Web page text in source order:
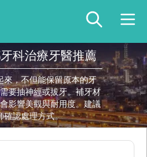
科治療牙醫推薦
來，不但能保留原本的牙
要抽神經或拔牙。補牙材
影響美觀與耐用度。建議
確認處理方式。